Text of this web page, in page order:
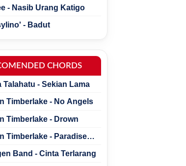
- Nasib Urang Katigo
- Badut
CHORDS
Talahatu - Sekian Lama
Timberlake - No Angels
Timberlake - Drown
Timberlake - Paradise ft.
Band - Cinta Terlarang